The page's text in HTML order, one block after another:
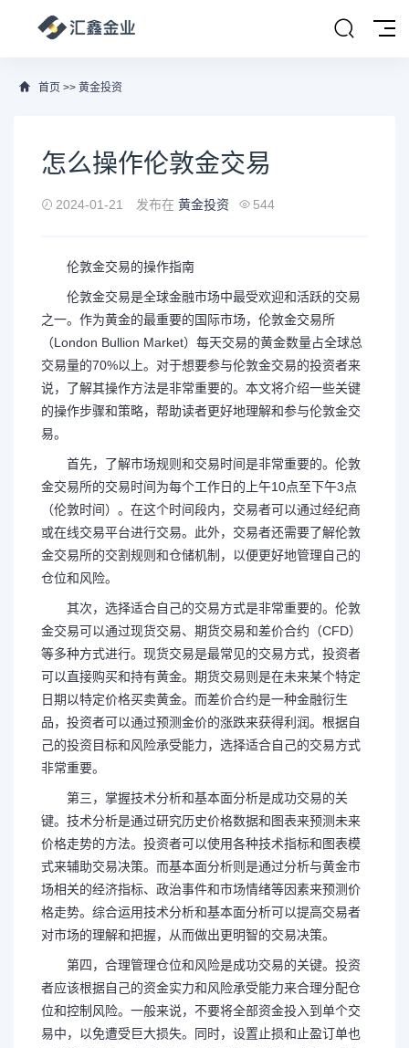
首页 >> 黄金投资
怎么操作伦敦金交易
2024-01-21 发布在 黄金投资 544
伦敦金交易的操作指南
伦敦金交易是全球金融市场中最受欢迎和活跃的交易
之一。作为黄金的最重要的国际市场，伦敦金交易所
（London Bullion Market）每天交易的黄金数量占全球总
交易量的70%以上。对于想要参与伦敦金交易的投资者来
说，了解其操作方法是非常重要的。本文将介绍一些关键
的操作步骤和策略，帮助读者更好地理解和参与伦敦金交
易。
首先，了解市场规则和交易时间是非常重要的。伦敦
金交易所的交易时间为每个工作日的上午10点至下午3点
（伦敦时间）。在这个时间段内，交易者可以通过经纪商
或在线交易平台进行交易。此外，交易者还需要了解伦敦
金交易所的交割规则和仓储机制，以便更好地管理自己的
仓位和风险。
其次，选择适合自己的交易方式是非常重要的。伦敦
金交易可以通过现货交易、期货交易和差价合约（CFD）
等多种方式进行。现货交易是最常见的交易方式，投资者
可以直接购买和持有黄金。期货交易则是在未来某个特定
日期以特定价格买卖黄金。而差价合约是一种金融衍生
品，投资者可以通过预测金价的涨跌来获得利润。根据自
己的投资目标和风险承受能力，选择适合自己的交易方式
非常重要。
第三，掌握技术分析和基本面分析是成功交易的关
键。技术分析是通过研究历史价格数据和图表来预测未来
价格走势的方法。投资者可以使用各种技术指标和图表模
式来辅助交易决策。而基本面分析则是通过分析与黄金市
场相关的经济指标、政治事件和市场情绪等因素来预测价
格走势。综合运用技术分析和基本面分析可以提高交易者
对市场的理解和把握，从而做出更明智的交易决策。
第四，合理管理仓位和风险是成功交易的关键。投资
者应该根据自己的资金实力和风险承受能力来合理分配仓
位和控制风险。一般来说，不要将全部资金投入到单个交
易中，以免遭受巨大损失。同时，设置止损和止盈订单也